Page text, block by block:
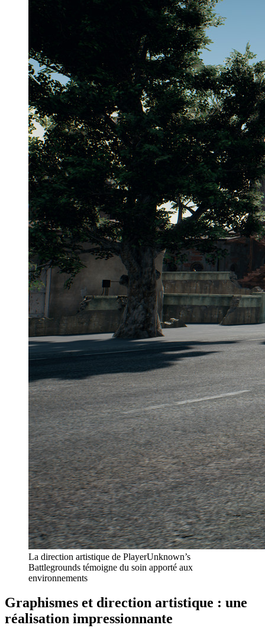
La direction artistique de PlayerUnknown’s
Battlegrounds témoigne du soin apporté aux
environnements
Graphismes et direction artistique : une
réalisation impressionnante